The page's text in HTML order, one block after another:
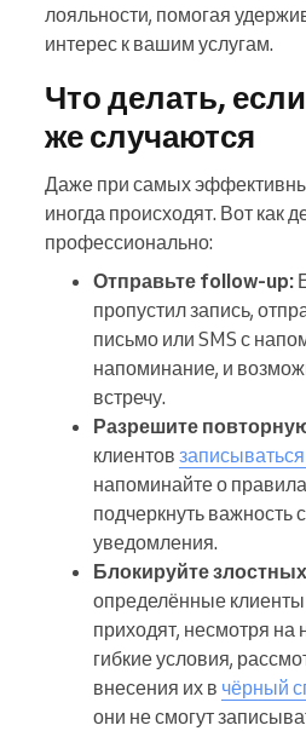
лояльности, помогая
интерес к вашим услугам.
Что делать,
же случаются
Даже при самых
иногда происходят. Вот как
профессионально:
Отправьте follow-up:
пропустил запись,
письмо или SMS с
напоминание, и
встречу.
Разрешите
клиентов
напоминайте о
подчеркнуть важность
уведомления.
Блокируйте
определённые
приходят, несмотря на
гибкие условия,
внесения их в чёрный
они не смогут